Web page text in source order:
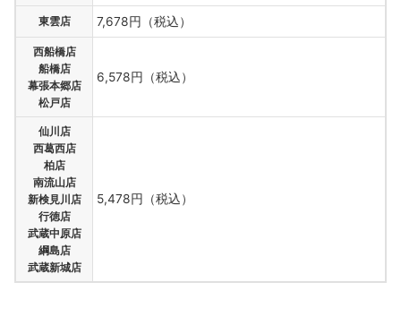
東雲店 7,678円（税込）
西船橋店
船橋店
幕張本郷店
松戸店
6,578円（税込）
仙川店
西葛西店
柏店
南流山店
新検見川店
行徳店
武蔵中原店
綱島店
武蔵新城店
5,478円（税込）